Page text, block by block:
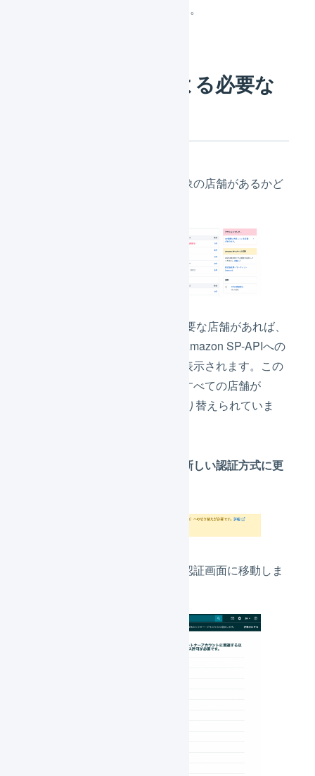
ご理解いただけますと幸いです。
マーチャントによる必要な
ダッシュボードで対象の店舗があるかど
SP-APIへの移行が必要な店舗があれば、
ダッシュボードに「Amazon SP-APIへの
切替」セクションが表示されます。この
表示がない場合は、すべての店舗が
Amazon SP-APIへ切り替えられていま
新しい認証方式に更
セラーセントラルの認証画面に移動しま